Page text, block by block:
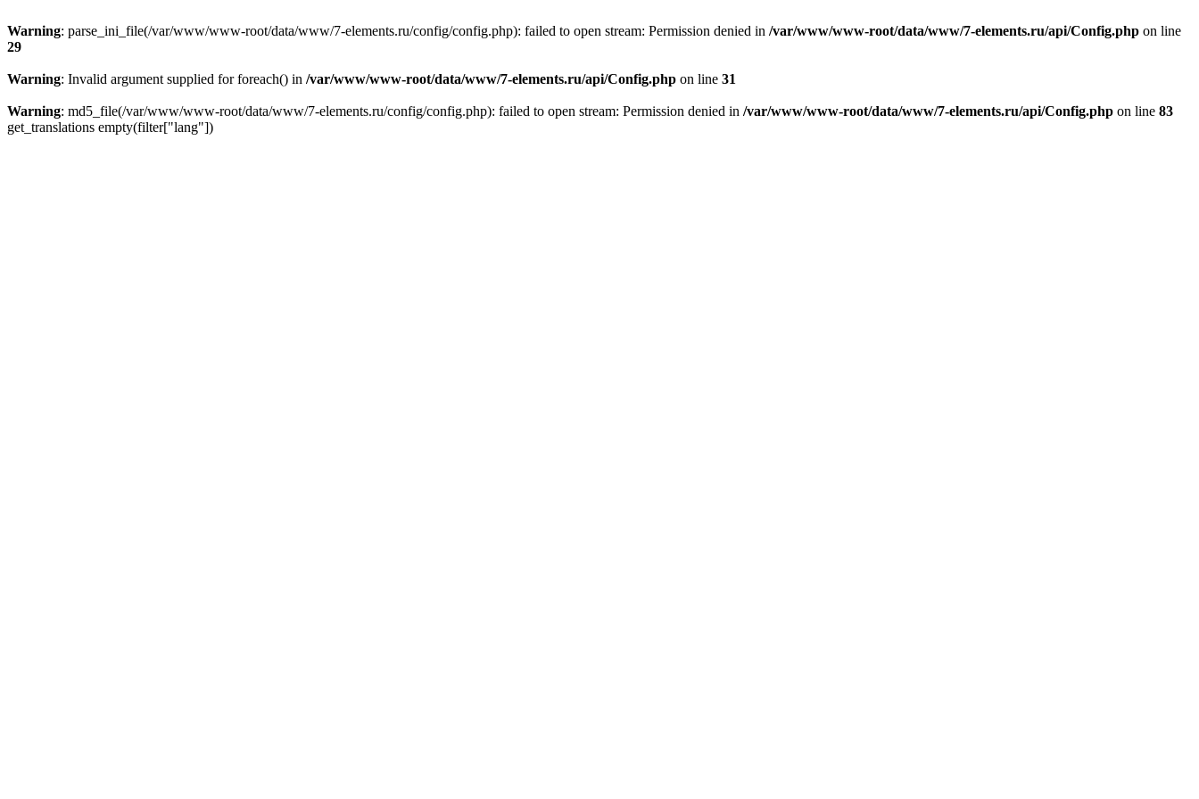
Warning: parse_ini_file(/var/www/www-root/data/www/7-elements.ru/config/config.php): failed to open stream: Permission denied in /var/www/www-root/data/www/7-elements.ru/api/Config.php on line
29
Warning: Invalid argument supplied for foreach() in /var/www/www-root/data/www/7-elements.ru/api/Config.php on line 31
Warning: md5_file(/var/www/www-root/data/www/7-elements.ru/config/config.php): failed to open stream: Permission denied in /var/www/www-root/data/www/7-elements.ru/api/Config.php on line 83
get_translations empty(filter["lang"])